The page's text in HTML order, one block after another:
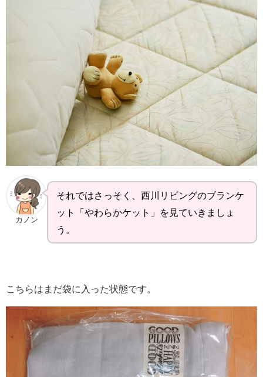
カノン
それではさっそく、西川リビングのブランケ
ット「やわらかケット」を見ていきましょ
う。
こちらはまだ袋に入った状態です。